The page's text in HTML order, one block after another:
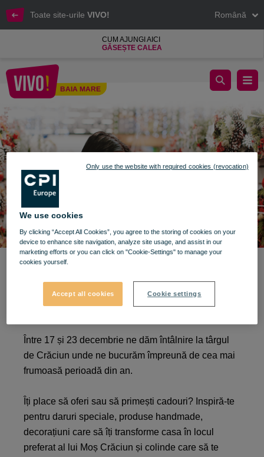
Toate site-urile VIVO! Română
CUM AJUNGI AICI
GĂSEȘTE CALEA
Baia Mare
BAIA MARE
Sărbătorile sunt magice la VIVO! Constanța
Sărbătorile sunt magice la
VIVO!
Între 17 și 23 decembrie ne dăm întâlnire la târgul
de Crăciun unde ne bucurăm împreună de cea mai
frumoasă perioadă din an.
Îți place să oferi sau să primești cadouri? Inspiră-te
pentru daruri speciale, produse handmade,
decorațiuni care să îți transforme casa în locul
preferat al lui Moș Crăciun și colinde care să te
We use cookies
By clicking “Accept All Cookies”, you agree to the storing of cookies on your
device to enhance site navigation, analyze site usage, and assist in our
marketing efforts or you can click on "Cookie-Settings" to manage your
cookies yourself.
Accept all cookies Cookie settings
Only use the website with required cookies (revocation)